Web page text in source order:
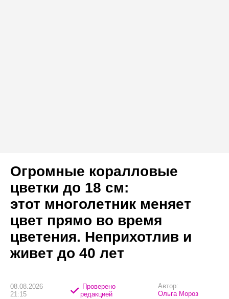
Огромные коралловые
цветки до 18 см:
этот многолетник меняет
цвет прямо во время
цветения. Неприхотлив и
живет до 40 лет
08.08.2026
21:15
Проверено
редакцией
Автор:
Ольга Мороз